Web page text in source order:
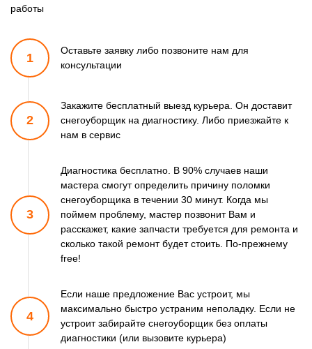
работы
1
Оставьте заявку либо позвоните нам для
консультации
2
Закажите бесплатный выезд курьера. Он доставит
снегоуборщик на диагностику. Либо приезжайте к
нам в сервис
3
Диагностика бесплатно. В 90% случаев наши
мастера смогутопределить причину поломки
снегоуборщика в течении 30 минут. Когда мы
поймем проблему, мастер позвонит Вам и
расскажет, какие запчасти требуется для ремонта и
сколько такой ремонтбудет стоить. По-прежнему
free!
4
Если наше предложение Вас устроит, мы
максимально быстро устраним неполадку. Если не
устроит забирайте снегоуборщик без оплаты
диагностики (или вызовите курьера)